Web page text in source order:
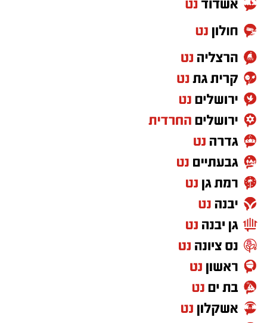
הישראלי, איתן סטיבה. התואר יוענק לו כהוקרה על
תרומתו הייחודית לקידום המחקר המדעי,
החדשנות, וכן על פעילותו החברתית
והפילנתרופית. הטקס החגיגי צפוי להיערך במהלך
בחודש אוקטובר 2026.
בנימוקים לבחירתו צוינה במיוחד עבודתו החלוצית
של סטיבה במסגרת "משימת רקיע", אליה שוגר
בתחנת החלל הבינלאומית, ביצע סטיבה עשרות
ניסויים מדעיים שפותחו בישראל – ביניהם גם כאלו
מבית היוצר של חוקרי אוניברסיטת בן-גוריון עצמה.
במוסד האקדמי ציינו כי משימתו של סטיבה הפכה
את חקר החלל לכר פורה של שיתופי פעולה
ויצירתיות: "משימתו סימלה שילוב ייחודי של
טכנולוגיה, חינוך, אומנות וגאווה לאומית, וחיזקה את
מעמדה של ישראל בקהילה המדעית העולמית".
גם כיום, ממשיך סטיבה לפעול להנגשת תחום